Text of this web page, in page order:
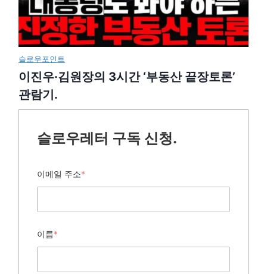
슬로우포인트
이진우·김원장의 3시간 ‘부동산 끝장토론’
관람기.
슬로우레터 구독 신청.
이메일 주소*
이름*